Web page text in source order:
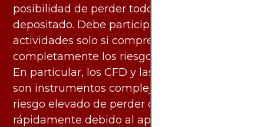
posibilidad de perder todo el capital
depositado. Debe participar en estas
actividades solo si comprende
completamente los riesgos asociados.
En particular, los CFD y las criptomonedas
son instrumentos complejos y conllevan un
riesgo elevado de perder dinero
rápidamente debido al apalancamiento.